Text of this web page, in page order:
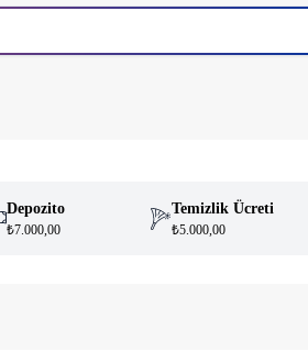
Depozito
₺7.000,00
Temizlik Ücreti
₺5.000,00